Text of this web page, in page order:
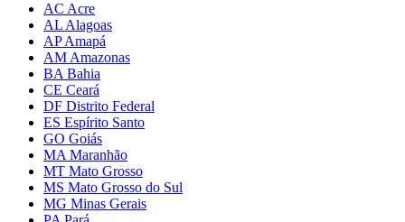
AC Acre
AL Alagoas
AP Amapá
AM Amazonas
BA Bahia
CE Ceará
DF Distrito Federal
ES Espírito Santo
GO Goiás
MA Maranhão
MT Mato Grosso
MS Mato Grosso do Sul
MG Minas Gerais